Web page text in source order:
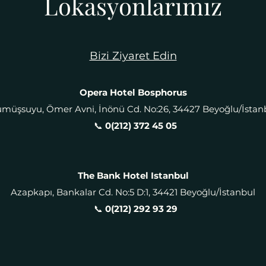
Bizi Ziyaret Edin
Opera Hotel Bosphorus
Ömer Avni, İnönü Cd. No:26, 34427 Beyoğlu/
📞 0(212) 372 45 05​
The Bank Hotel Istanbul
Azapkapı, Bankalar Cd. No:5 D:1, 34421 Beyoğlu/İstanbul
​ 📞 0(212) 292 93 29